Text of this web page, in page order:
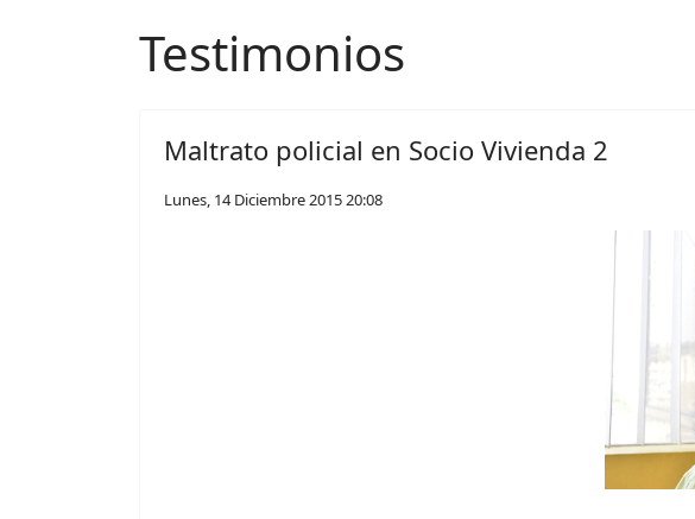
Testimonios
Maltrato policial en Socio Vivienda 2
Lunes, 14 Diciembre 2015 20:08